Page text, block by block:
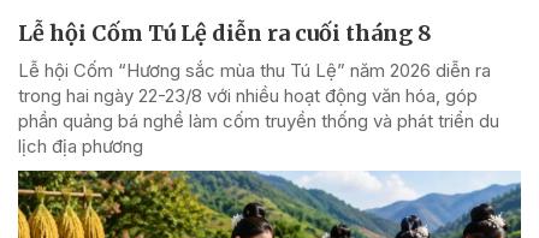
Lễ hội Cốm Tú Lệ diễn ra cuối tháng 8
Lễ hội Cốm “Hương sắc mùa thu Tú Lệ” năm 2026 diễn ra
trong hai ngày 22-23/8 với nhiều hoạt động văn hóa, góp
phần quảng bá nghề làm cốm truyền thống và phát triển du
lịch địa phương